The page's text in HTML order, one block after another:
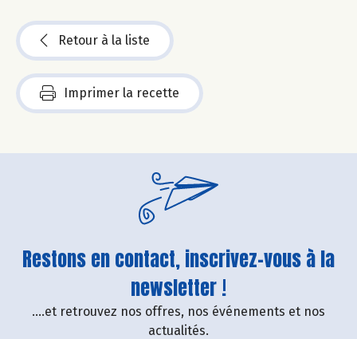
Retour à la liste
Imprimer la recette
Restons en contact, inscrivez-vous à la
newsletter !
....et retrouvez nos offres, nos événements et nos
actualités.